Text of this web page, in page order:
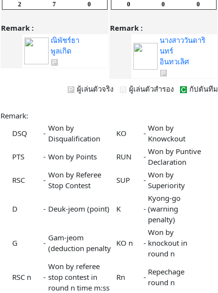
2
7 0
Remark :
ณิพัชร์ธา
พูลเกิด
0
0 0
Remark :
นางสาววันดาริ
นทร์
อินทวเลิศ
ผู้เล่นตัวจริง ผู้เล่นตัวสำรอง กัปตันทีม
Remark:
DSQ
-
Won by
Disqualification
KO -
Won by
Knowckout
PTS
- Won by Points RUN -
Won by Puntive
Declaration
RSC
-
Won by Referee
Stop Contest
SUP -
Won by
Superiority
D - Deuk-jeom (point) K -
Kyong-go
(warning
penalty)
G -
Gam-jeom
(deduction penalty
KO n -
Won by
knockout in
round n
RSC n -
Won by referee
stop contest in
round n time m:ss
Rn -
Repechage
round n